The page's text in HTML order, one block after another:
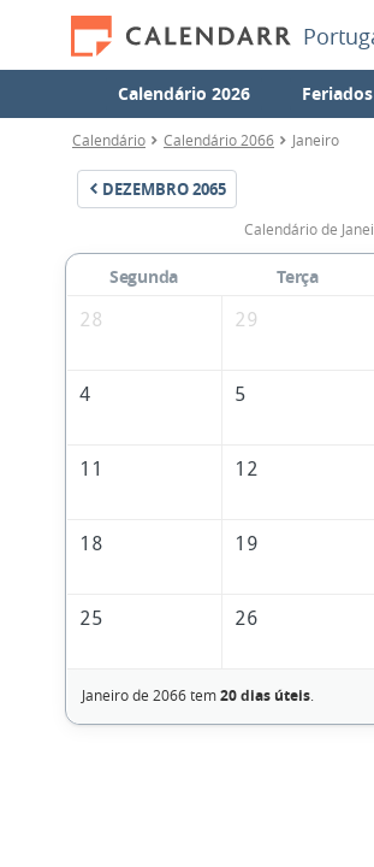
Calendário 2026
Calendário Calendário 2066 Janeiro
DEZEMBRO2065
Calendário de
Segunda Terça
28
29
4 5
11 12
18 19
25 26
Janeiro de 2066 tem20 dias úteis.